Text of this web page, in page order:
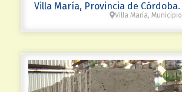
Villa María, Provincia de
Villa María,